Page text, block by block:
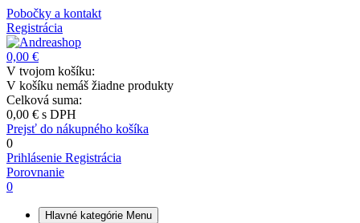
Pobočky a kontakt
Registrácia
0,00 €
V tvojom košíku:
V košíku nemáš žiadne produkty
Celková suma:
0,00 € s DPH
Prejsť do nákupného košíka
0
Prihlásenie Registrácia
Porovnanie
0
Hlavné kategórie Menu